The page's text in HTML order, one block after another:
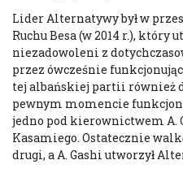
Lider Alternatywy był w
Ruchu Besa (w 2014 r.), który
niezadowoleni z
przez ówcześnie
tej albańskiej partii również
pewnym momencie
jedno pod kierownictwem A.
Kasamiego. Ostatecznie
drugi, a A. Gashi utworzył